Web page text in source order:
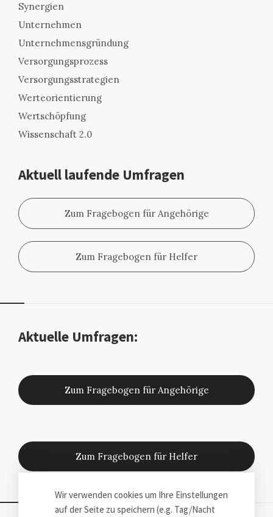
Synergien
Unternehmen
Unternehmensgründung
Versorgungsprozess
Versorgungsstrategien
Werteorientierung
Wertschöpfung
Wissenschaft 2.0
Aktuell laufende Umfragen
Zum Fragebogen für Angehörige
Zum Fragebogen für Helfer
Widgets
Aktuelle Umfragen:
Zum Fragebogen für Angehörige
Zum Fragebogen für Helfer
Wir verwenden cookies um Ihre Einstellungen
auf der Seite zu speichern (e.g. Tag/Nacht